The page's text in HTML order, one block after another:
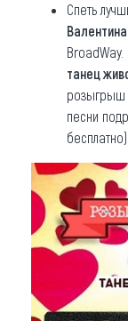
Спеть
Валентина
BroadWay.
танец
розыгрыш
песни